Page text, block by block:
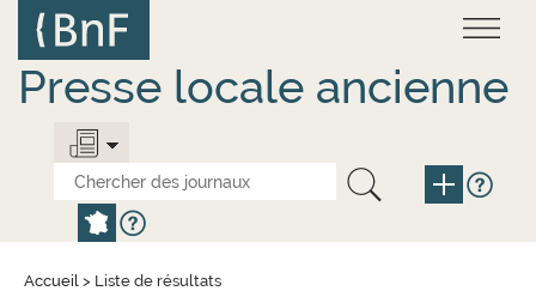
contenu
principal
Presse locale ancienne
Accueil > Liste de résultats
Panneau de gestion des cookies